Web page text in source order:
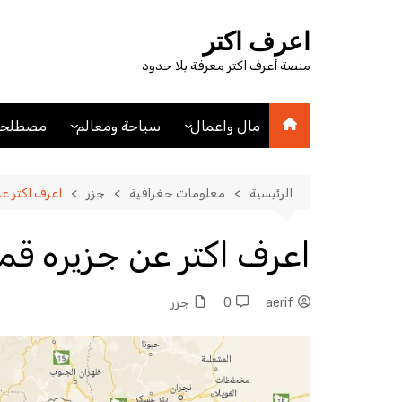
اعرف اكتر
منصة أعرف اكتر معرفة بلا حدود
مال واعمال
مصطلحات اقتصادية
سياحة ومعالم
فنادق
الرئيسية معلومات جغرافية جزر اعرف اكتر
اعرف اكتر عن جزيره
aerif
0 جزر